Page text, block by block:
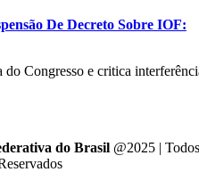
De Decreto Sobre IOF:
do Congresso e critica
do Brasil @2025 | Todos